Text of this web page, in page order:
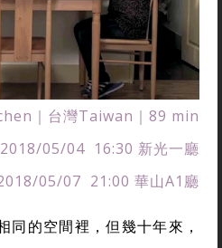
｜台灣Taiwan｜89 min
2018/05/04 16:30 新光一廳
05/07 21:00 華山A1廳
同的空間裡，但幾十年來，